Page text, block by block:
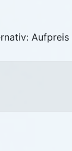
Aufpreis